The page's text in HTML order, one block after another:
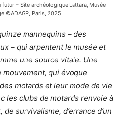
– Site archéologique Lattara, Musée
©ADAGP, Paris, 2025
mannequins – des
– qui arpentent le musée et
une source vitale. Une
mouvement, qui évoque
motards et leur mode de vie
les clubs de motards renvoie à
survivalisme, d’errance d’un